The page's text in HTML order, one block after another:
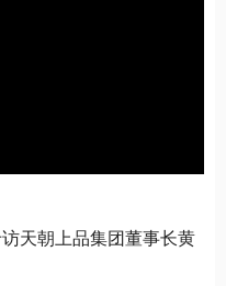
天朝上品集团董事长黄